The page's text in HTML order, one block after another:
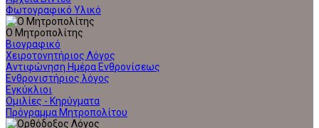
Φωτογραφικό Υλικό
Ο Μητροπολίτης
Βιογραφικό
Χειροτονητήριος Λόγος
Αντιφώνηση Ημέρα Ενθρονίσεως
Ενθρονιστήριος λόγος
Εγκύκλιοι
Ομιλίες - Κηρύγματα
Πρόγραμμα Μητροπολίτου